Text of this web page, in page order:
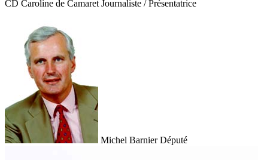
CD Caroline de Camaret Journaliste / Présentatrice
Michel Barnier Député